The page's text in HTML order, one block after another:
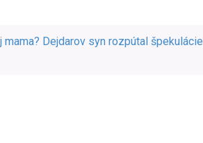
mama? Dejdarov syn rozpútal špekulácie